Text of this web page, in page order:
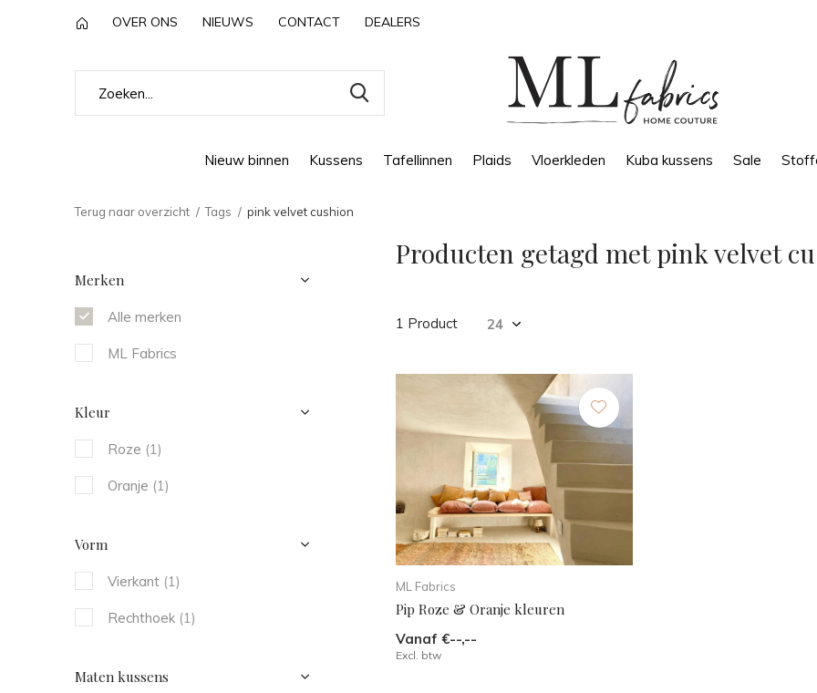
Nieuw binnen Kussens Tafellinnen Plaids Vloerkleden Kuba kussens Sale
OVER ONS NIEUWS CONTACT DEALERS
Terug naar overzicht Tags pink velvet cushion
Producten getagd met pink velvet
1 Product
ML Fabrics
Pip Roze & Oranje kleuren
Vanaf €--,--
Excl. btw
Merken
Alle merken
ML Fabrics
Kleur
Roze (1)
Oranje (1)
Vorm
Vierkant (1)
Rechthoek (1)
Maten kussens